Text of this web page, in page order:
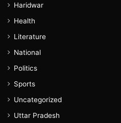
Haridwar
Health
Literature
National
Politics
Sports
Uncategorized
Uttar Pradesh